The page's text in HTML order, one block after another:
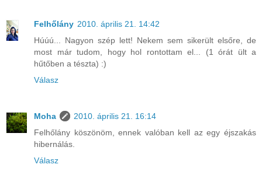
Felhőlány 2010. április 21. 14:42
Húúú... Nagyon szép lett! Nekem sem sikerült elsőre, de
most már tudom, hogy hol rontottam el... (1 órát ült a
hűtőben a tészta) :)
Válasz
Moha
2010. április 21. 16:14
Felhőlány köszönöm, ennek valóban kell az egy éjszakás
hibernálás.
Válasz